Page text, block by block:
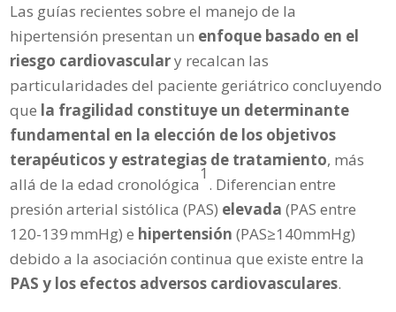
Las guías recientes sobre el manejo de la
hipertensión presentan un enfoque basado en el
riesgo cardiovasculary recalcan las
particularidades del paciente geriátrico concluyendo
que la fragilidad constituye un determinante
fundamental en la elección de los objetivos
terapéuticos y estrategias de tratamiento, más
allá de la edad cronológica
1
. Diferencian entre
presión arterial sistólica (PAS) elevada (PAS entre
120-139 mmHg) e hipertensión (PAS≥140mmHg)
debido a la asociación continua que existe entre la
PAS y los efectos adversos cardiovasculares.